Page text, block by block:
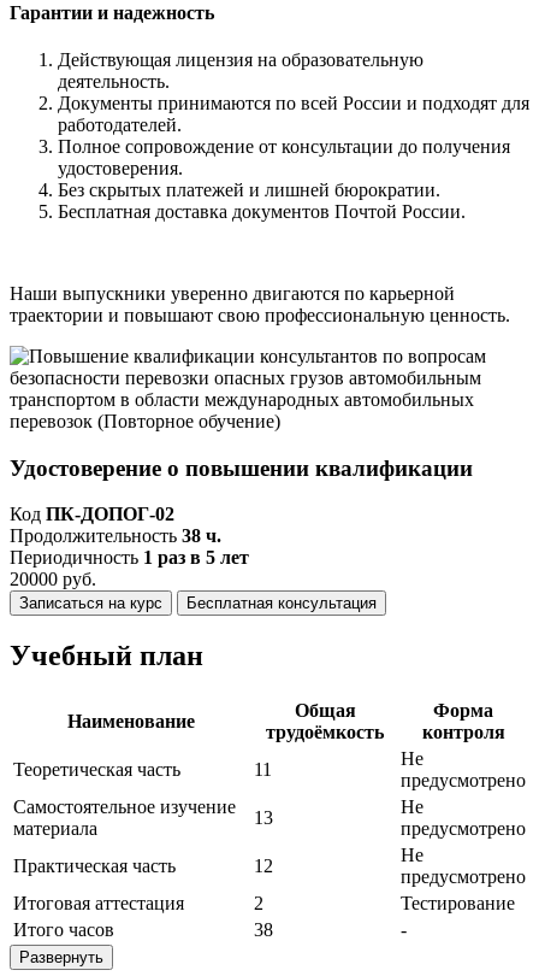
Гарантии и надежность
Действующая лицензия на образовательную
деятельность.
Документы принимаются по всей России и подходят для
работодателей.
Полное сопровождение от консультации до получения
удостоверения.
Без скрытых платежей и лишней бюрократии.
Бесплатная доставка документов Почтой России.
Наши выпускники уверенно двигаются по карьерной
траектории и повышают свою профессиональную ценность.
Удостоверение о повышении квалификации
Код ПК-ДОПОГ-02
Продолжительность 38 ч.
Периодичность 1 раз в 5 лет
20000 руб.
Записаться на курс Бесплатная консультация
Учебный план
Наименование
Общая
трудоёмкость
Форма
контроля
Теоретическая часть
11
Не
предусмотрено
Самостоятельное изучение
материала
13
Не
предусмотрено
Практическая часть
12
Не
предусмотрено
Итоговая аттестация
2
Тестирование
Итого часов
38 -
Развернуть